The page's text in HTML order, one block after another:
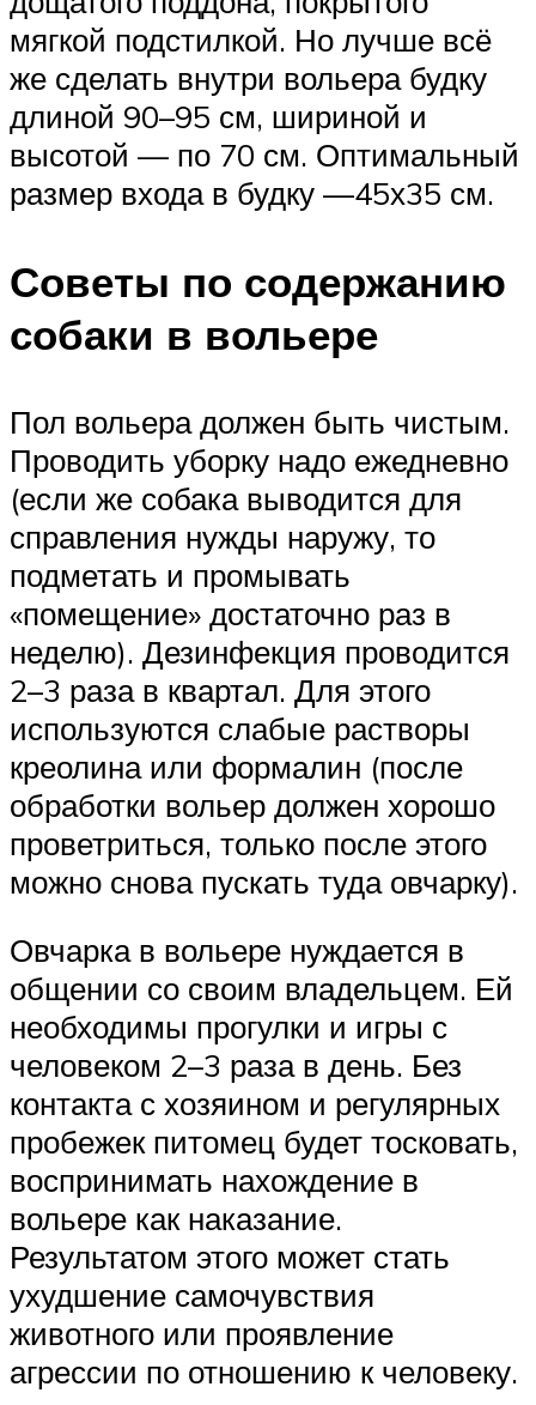
мягкой подстилкой. Но лучше всё
же сделать внутри вольера будку
длиной 90–95 см, шириной и
высотой — по 70 см. Оптимальный
размер входа в будку —45х35 см.
Советы по содержанию
собаки в вольере
Пол вольера должен быть чистым.
Проводить уборку надо ежедневно
(если же собака выводится для
справления нужды наружу, то
подметать и промывать
«помещение» достаточно раз в
неделю). Дезинфекция проводится
2–3 раза в квартал. Для этого
используются слабые растворы
креолина или формалин (после
обработки вольер должен хорошо
проветриться, только после этого
можно снова пускать туда овчарку).
Овчарка в вольере нуждается в
общении со своим владельцем. Ей
необходимы прогулки и игры с
человеком 2–3 раза в день. Без
контакта с хозяином и регулярных
пробежек питомец будет тосковать,
воспринимать нахождение в
вольере как наказание.
Результатом этого может стать
ухудшение самочувствия
животного или проявление
агрессии по отношению к человеку.